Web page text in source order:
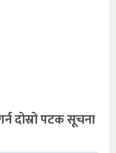
दोस्रो पटक सूचना